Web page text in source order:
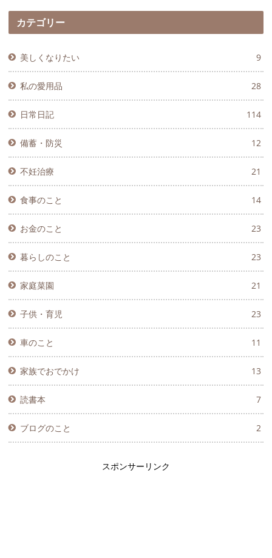
カテゴリー
美しくなりたい 9
私の愛用品 28
日常日記 114
備蓄・防災 12
不妊治療 21
食事のこと 14
お金のこと 23
暮らしのこと 23
家庭菜園 21
子供・育児 23
車のこと 11
家族でおでかけ 13
読書本 7
ブログのこと 2
スポンサーリンク